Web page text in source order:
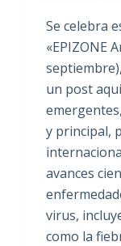
Se celebra
«EPIZONE
un post
y principal,
avances
virus,
como la